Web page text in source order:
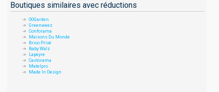
Boutiques similaires avec réductions
OOGarden
Greenweez
Conforama
Maisons Du Monde
Brico Privé
Baby Walz
Lapeyre
Castorama
Matelpro
Made In Design